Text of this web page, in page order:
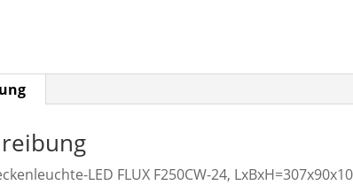
LED FLUX F250CW-24,